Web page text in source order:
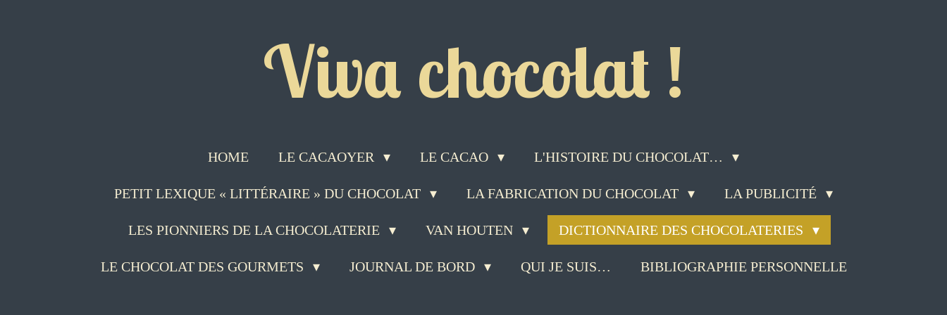
Viva chocolat !
HOME LE CACAOYER LE CACAO L'HISTOIRE DU CHOCOLAT…
PETIT LEXIQUE « LITTÉRAIRE » DU CHOCOLAT LA FABRICATION DU CHOCOLAT LA PUBLICITÉ
LES PIONNIERS DE LA CHOCOLATERIE VAN HOUTEN DICTIONNAIRE DES CHOCOLATERIES
LE CHOCOLAT DES GOURMETS JOURNAL DE BORD QUI JE SUIS… BIBLIOGRAPHIE PERSONNELLE